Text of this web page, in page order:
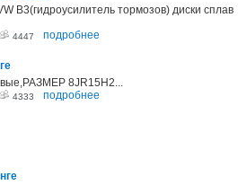
В3(гидроусилитель тормозов) диски сплав
4447 подробнее
8JR15H2...
4333 подробнее